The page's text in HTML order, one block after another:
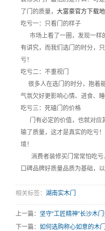
了门的质量， 大富豪官方下载
吃亏一：只看门的样子
市场上看了一圈，发现一样
有讲究，而我们选门的时分，
亏！
吃亏二：不重视门
很多人在选门的时分，抱着
气氛欠好更影响心情、进食、
吃亏三：死磕门的价格
门有必定的价值，也就对应
输了质量，这才是真实的吃亏！
境！
消费者装修买门常常怕吃亏
口碑品牌好质量品质为基础，
相关标签： 湖南实木门
上一篇： 坚守“工匠精神”长沙木
下一篇： 如何选购称心如意的木